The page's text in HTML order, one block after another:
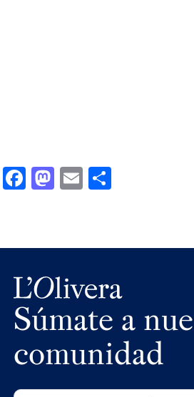
Facebook
Mastodon
Email
Súmate a
comunidad